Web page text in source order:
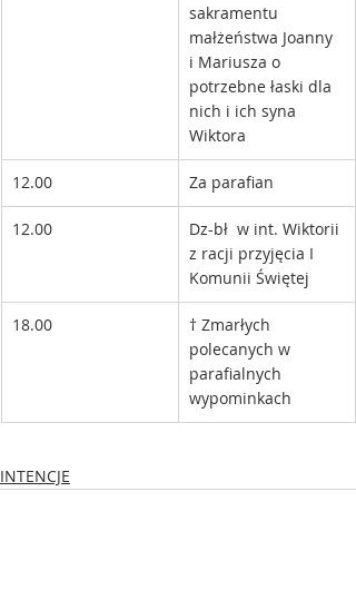
sakramentu
małżeństwa Joanny
i Mariusza o
potrzebne łaski dla
nich i ich syna
Wiktora
12.00 Za parafian
12.00
Dz-bł  w int. Wiktorii
z racji przyjęcia I
Komunii Świętej
18.00
† Zmarłych
polecanych w
parafialnych
wypominkach
INTENCJE